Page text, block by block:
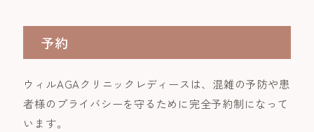
予約
ウィルAGAクリニックレディースは、混雑の予防や患
者様のプライバシーを守るために完全予約制になって
います。